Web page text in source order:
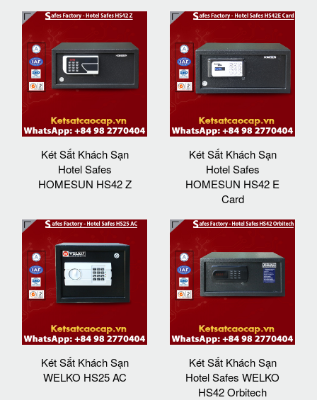
Két Sắt Khách Sạn
Hotel Safes
HOMESUN HS42 Z
Két Sắt Khách Sạn
Hotel Safes
HOMESUN HS42 E
Card
Két Sắt Khách Sạn
WELKO HS25 AC
Két Sắt Khách Sạn
Hotel Safes WELKO
HS42 Orbitech